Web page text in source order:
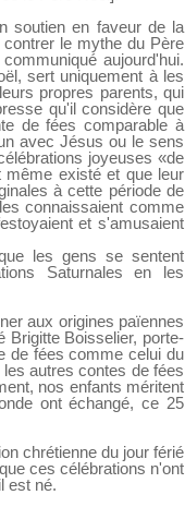
soutien en faveur de la
le mythe du Père
aujourd'hui.
sert uniquement à les
propres parents, qui
qu'il considère que
de fées comparable à
avec Jésus ou le sens
joyeuses «de
même existé et que leur
à cette période de
connaissaient comme
et s'amusaient
les gens se sentent
Saturnales en les
aux origines païennes
Brigitte Boisselier, porte-
de fées comme celui du
autres contes de fées
nos enfants méritent
ont échangé, ce 25
chrétienne du jour férié
ces célébrations n'ont
est né.